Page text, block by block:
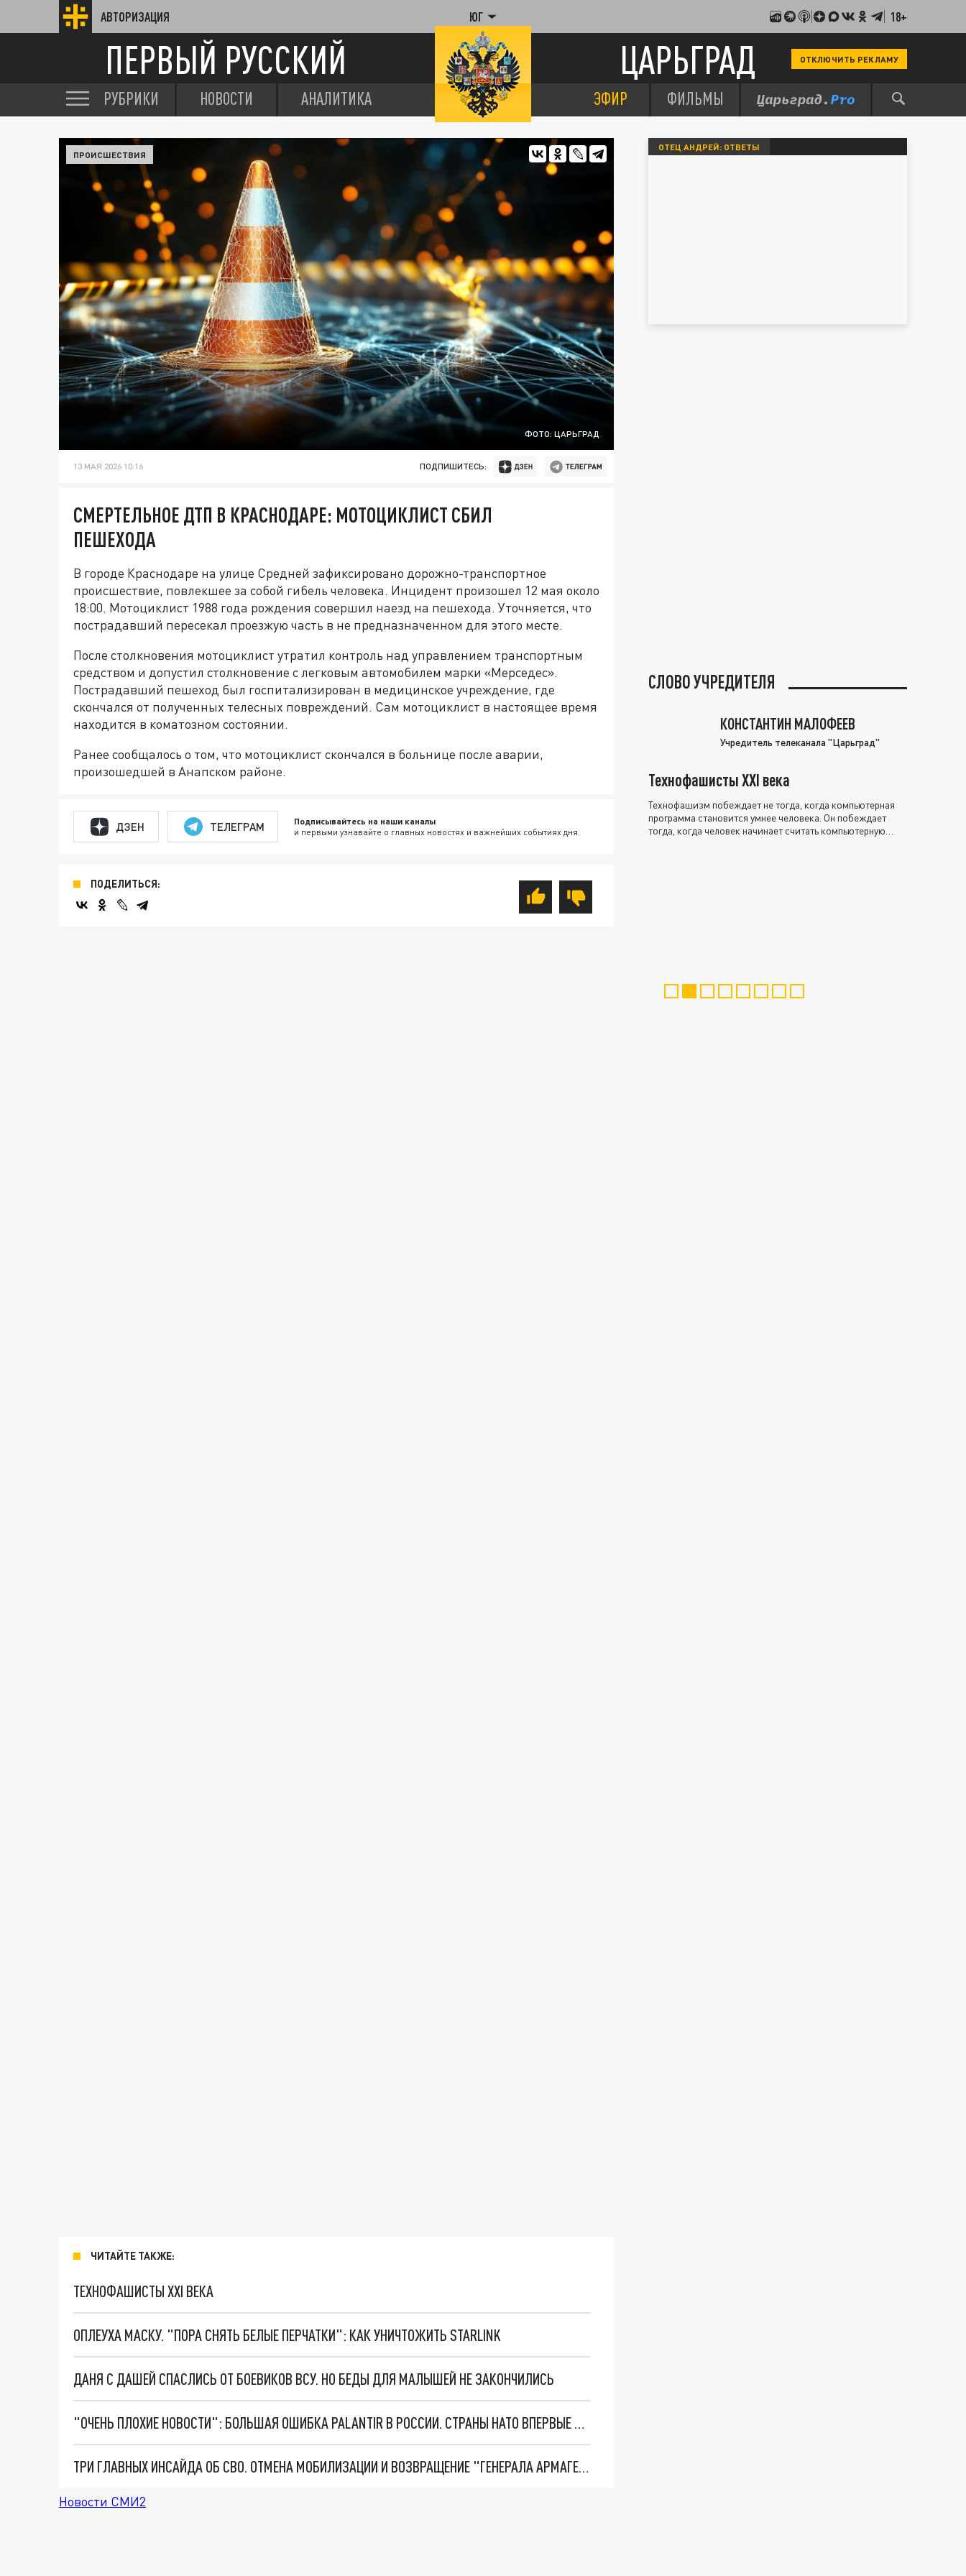
АВТОРИЗАЦИЯ ЮГ 18+
ПЕРВЫЙ РУССКИЙ ЦАРЬГРАД ОТКЛЮЧИТЬ РЕКЛАМУ
РУБРИКИ НОВОСТИ АНАЛИТИКА ЭФИР ФИЛЬМЫ
ФОТО: ЦАРЬГРАД
ПРОИСШЕСТВИЯ
13 МАЯ 2026 10:16 ПОДПИШИТЕСЬ:
СМЕРТЕЛЬНОЕ ДТП В КРАСНОДАРЕ: МОТОЦИКЛИСТ СБИЛ
ПЕШЕХОДА
В городе Краснодаре на улице Средней зафиксировано дорожно-транспортное
происшествие, повлекшее за собой гибель человека. Инцидент произошел 12 мая около
18:00. Мотоциклист 1988 года рождения совершил наезд на пешехода. Уточняется, что
пострадавший пересекал проезжую часть в не предназначенном для этого месте.
После столкновения мотоциклист утратил контроль над управлением транспортным
средством и допустил столкновение с легковым автомобилем марки «Мерседес».
Пострадавший пешеход был госпитализирован в медицинское учреждение, где
скончался от полученных телесных повреждений. Сам мотоциклист в настоящее время
находится в коматозном состоянии.
Ранее сообщалось о том, что мотоциклист скончался в больнице после аварии,
произошедшей в Анапском районе.
ДЗЕН ТЕЛЕГРАМ Подписывайтесь на наши каналы
и первыми узнавайте о главных новостях и важнейших событиях дня.
ПОДЕЛИТЬСЯ:
ЧИТАЙТЕ ТАКЖЕ:
ТЕХНОФАШИСТЫ XXI ВЕКА
ОПЛЕУХА МАСКУ. "ПОРА СНЯТЬ БЕЛЫЕ ПЕРЧАТКИ": КАК УНИЧТОЖИТЬ STARLINK
ДАНЯ С ДАШЕЙ СПАСЛИСЬ ОТ БОЕВИКОВ ВСУ. НО БЕДЫ ДЛЯ МАЛЫШЕЙ НЕ ЗАКОНЧИЛИСЬ
"ОЧЕНЬ ПЛОХИЕ НОВОСТИ": БОЛЬШАЯ ОШИБКА PALANTIR В РОССИИ. СТРАНЫ НАТО ВПЕРВЫЕ ЗА СВО ОСТАНОВИЛИ ПОСТАВКИ ОРУЖИЯ. ВСУ ТЕРЯЮТ ПРИГРАНИЧЬЕ?
ТРИ ГЛАВНЫХ ИНСАЙДА ОБ СВО. ОТМЕНА МОБИЛИЗАЦИИ И ВОЗВРАЩЕНИЕ "ГЕНЕРАЛА АРМАГЕДДОНА"? ОТЛИЧНЫЕ НОВОСТИ, КОТОРЫЕ ЖДАЛИ ВСЕ
Новости СМИ2
ОТЕЦ АНДРЕЙ: ОТВЕТЫ
СЛОВО УЧРЕДИТЕЛЯ
КОНСТАНТИН МАЛОФЕЕВ
Учредитель телеканала "Царьград"
Технофашисты XXI века
Технофашизм побеждает не тогда, когда компьютерная
программа становится умнее человека. Он побеждает
тогда, когда человек начинает считать компьютерную